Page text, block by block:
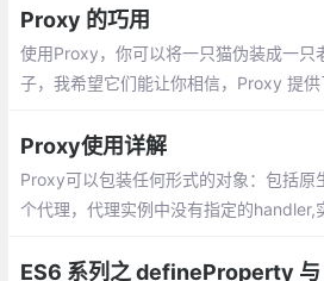
好的一点是__避免直接报错__
Proxy 的巧用
使用Proxy，你可以将一只猫伪装成一只
子，我希望它们能让你相信，Proxy 提
Proxy使用详解
Proxy可以包装任何形式的对象：包括原
个代理，代理实例中没有指定的
ES6 系列之 defineProperty